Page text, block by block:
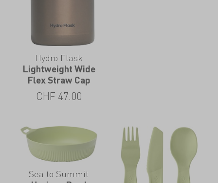
Hydro Flask
Lightweight Wide
Flex Straw Cap
CHF 47.00
Sea to Summit